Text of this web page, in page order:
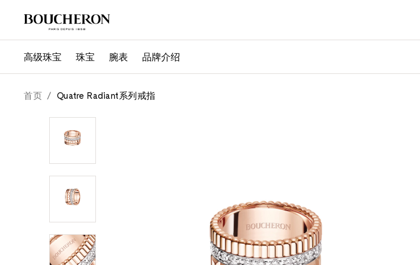
高级珠宝 珠宝 腕表 品牌介绍
首页 / Quatre Radiant系列戒指